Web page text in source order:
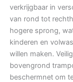
verkrijgbaar in
van rond tot
hogere sprong,
kinderen en
willen maken.
bovengrond
beschermnet om